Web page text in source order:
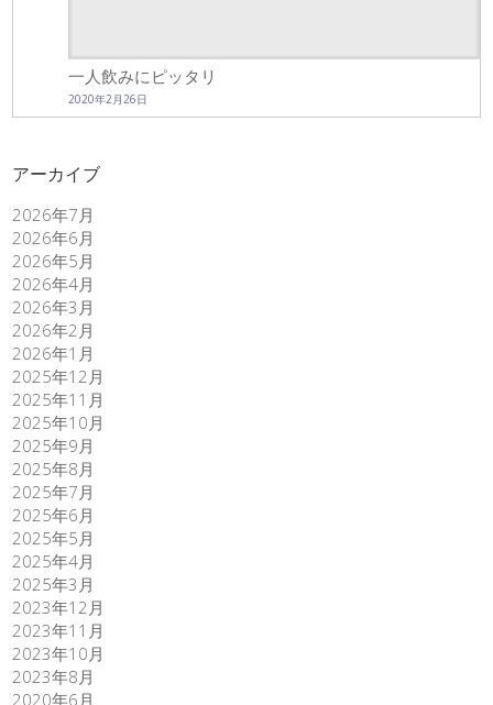
一人飲みにピッタリ
2020年2月26日
アーカイブ
2026年7月
2026年6月
2026年5月
2026年4月
2026年3月
2026年2月
2026年1月
2025年12月
2025年11月
2025年10月
2025年9月
2025年8月
2025年7月
2025年6月
2025年5月
2025年4月
2025年3月
2023年12月
2023年11月
2023年10月
2023年8月
2020年6月